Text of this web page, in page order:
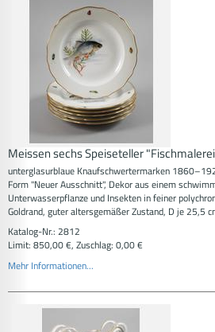
Meissen sechs Speiseteller
unterglasurblaue Knaufschwertermarken
Form "Neuer Ausschnitt", Dekor aus einem
Unterwasserpflanze und Insekten in feiner
Goldrand, guter altersgemäßer Zustand, D je 25,5
Katalog-Nr.: 2812
Limit: 850,00 €, Zuschlag: 0,00 €
Mehr Informationen...